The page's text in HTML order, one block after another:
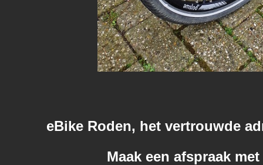
eBike Roden, het vertrouwde
Maak een afspraak